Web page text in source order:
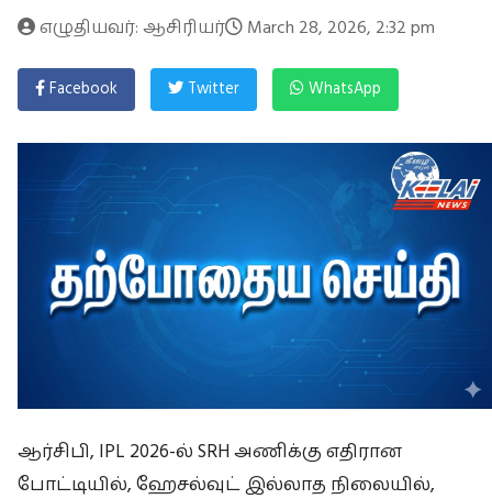
எழுதியவர்: ஆசிரியர் March 28, 2026, 2:32 pm
Facebook Twitter WhatsApp
ஆர்சிபி, IPL 2026-ல் SRH அணிக்கு எதிரான
போட்டியில், ஹேசல்வுட் இல்லாத நிலையில்,